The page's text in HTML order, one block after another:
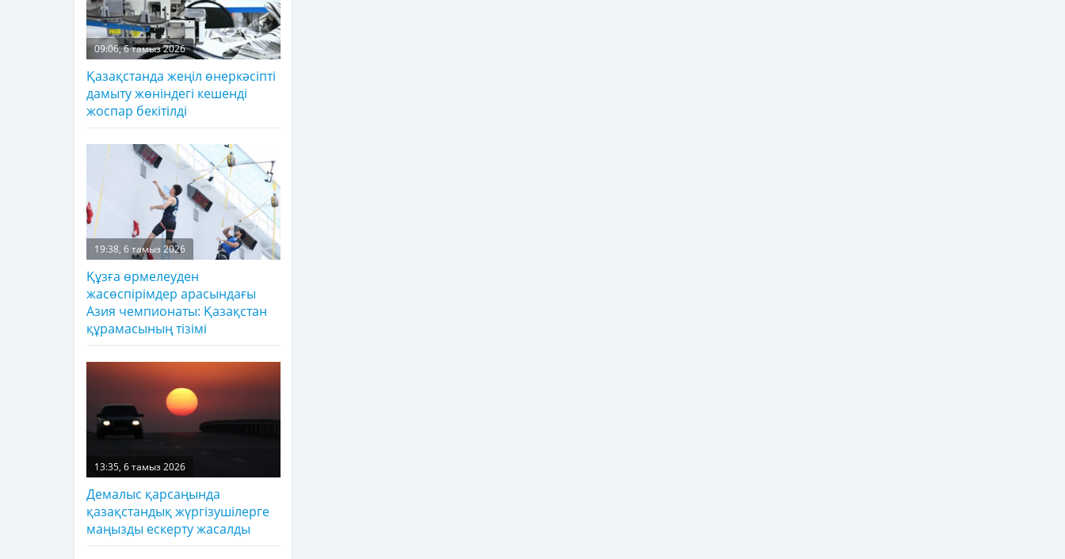
09:06, 6 тамыз 2026
Қазақстанда жеңіл өнеркәсіпті
дамыту жөніндегі кешенді
жоспар бекітілді
19:38, 6 тамыз 2026
Құзға өрмелеуден
жасөспірімдер арасындағы
Азия чемпионаты: Қазақстан
құрамасының тізімі
13:35, 6 тамыз 2026
Демалыс қарсаңында
қазақстандық жүргізушілерге
маңызды ескерту жасалды